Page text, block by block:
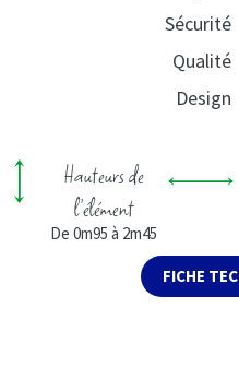
Sécurité
Qualité
Design
Hauteurs de
l’élément
De 0m95 à 2m45
FICHE